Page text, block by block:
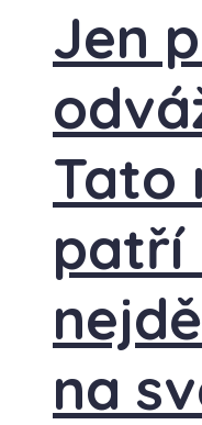
Jen
Tato
patří
na